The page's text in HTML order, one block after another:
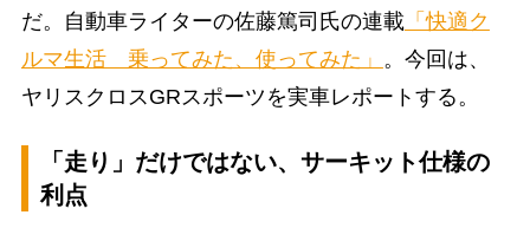
だ。自動車ライターの佐藤篤司氏の連載「快適ク
ルマ生活 乗ってみた、使ってみた」 。今回は、
ヤリスクロスGRスポーツを実車レポートする。
「走り」だけではない、サーキット仕様の
利点